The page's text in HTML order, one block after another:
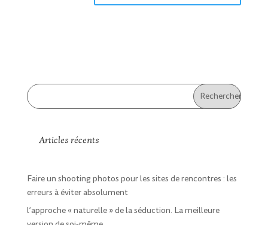
Articles récents
Faire un shooting photos pour les sites de rencontres : les
erreurs à éviter absolument
l’approche « naturelle » de la séduction. La meilleure